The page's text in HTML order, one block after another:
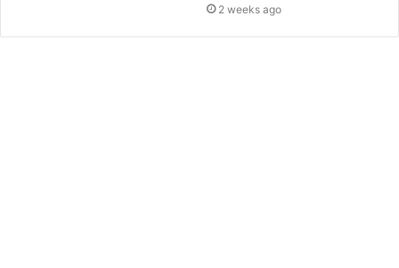
2 weeks ago